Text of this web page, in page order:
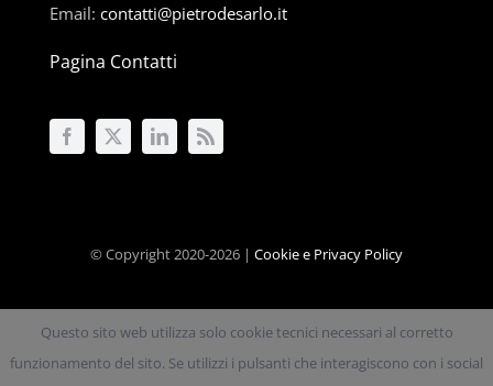
Email: contatti@pietrodesarlo.it
Pagina Contatti
© Copyright 2020-2026 | Cookie e Privacy Policy
Condividi ora sui social!
Questo sito web utilizza solo cookie tecnici necessari al corretto
funzionamento del sito. Se utilizzi i pulsanti che interagiscono con i social